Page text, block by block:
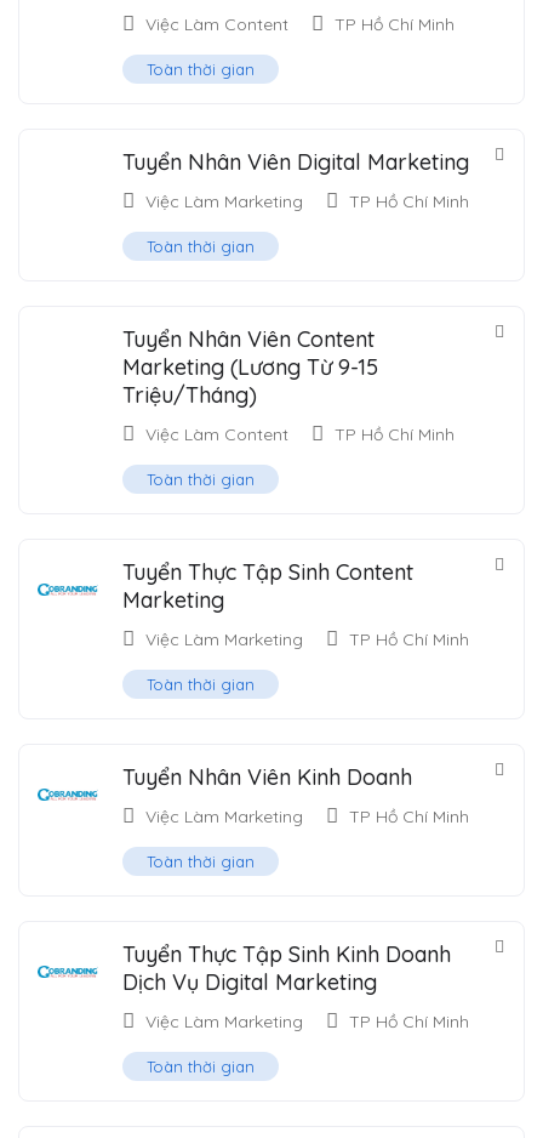
Việc Làm Content TP Hồ Chí Minh
Toàn thời gian
Tuyển Nhân Viên Digital Marketing
Việc Làm Marketing TP Hồ Chí Minh
Toàn thời gian
Tuyển Nhân Viên Content
Marketing (Lương Từ 9-15
Triệu/Tháng)
Việc Làm Content TP Hồ Chí Minh
Toàn thời gian
Tuyển Thực Tập Sinh Content
Marketing
Việc Làm Marketing TP Hồ Chí Minh
Toàn thời gian
Tuyển Nhân Viên Kinh Doanh
Việc Làm Marketing TP Hồ Chí Minh
Toàn thời gian
Tuyển Thực Tập Sinh Kinh Doanh
Dịch Vụ Digital Marketing
Việc Làm Marketing TP Hồ Chí Minh
Toàn thời gian